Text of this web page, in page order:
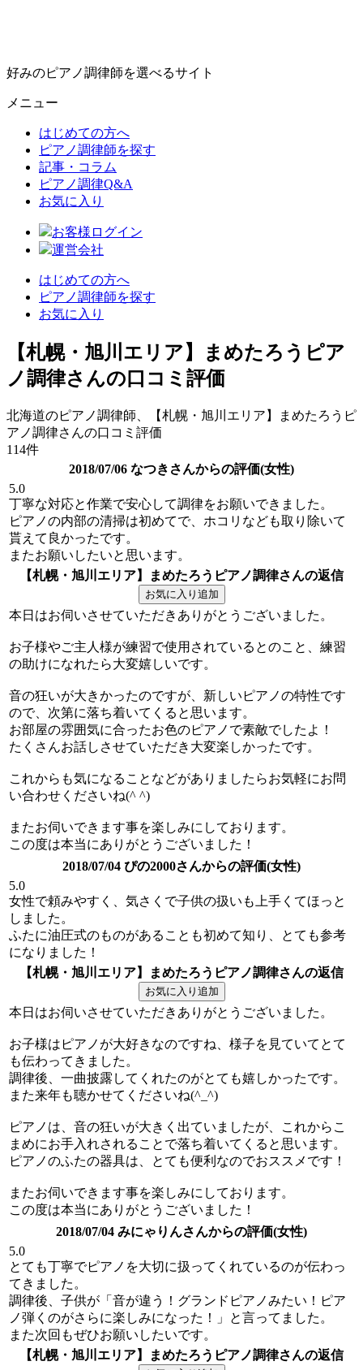
好みのピアノ調律師を選べるサイト
メニュー
はじめての方へ
ピアノ調律師を探す
記事・コラム
ピアノ調律Q&A
お気に入り
お客様ログイン
運営会社
はじめての方へ
ピアノ調律師を探す
お気に入り
【札幌・旭川エリア】まめたろうピア
ノ調律さんの口コミ評価
北海道のピアノ調律師、【札幌・旭川エリア】まめたろうピ
アノ調律さんの口コミ評価
114件
2018/07/06 なつきさんからの評価(女性)
5.0
丁寧な対応と作業で安心して調律をお願いできました。
ピアノの内部の清掃は初めてで、ホコリなども取り除いて
貰えて良かったです。
またお願いしたいと思います。
【札幌・旭川エリア】まめたろうピアノ調律さんの返信
本日はお伺いさせていただきありがとうございました。
お子様やご主人様が練習で使用されているとのこと、練習
の助けになれたら大変嬉しいです。
音の狂いが大きかったのですが、新しいピアノの特性です
ので、次第に落ち着いてくると思います。
お部屋の雰囲気に合ったお色のピアノで素敵でしたよ！
たくさんお話しさせていただき大変楽しかったです。
これからも気になることなどがありましたらお気軽にお問
い合わせくださいね(^ ^)
またお伺いできます事を楽しみにしております。
この度は本当にありがとうございました！
2018/07/04 ぴの2000さんからの評価(女性)
5.0
女性で頼みやすく、気さくで子供の扱いも上手くてほっと
しました。
ふたに油圧式のものがあることも初めて知り、とても参考
になりました！
【札幌・旭川エリア】まめたろうピアノ調律さんの返信
本日はお伺いさせていただきありがとうございました。
お子様はピアノが大好きなのですね、様子を見ていてとて
も伝わってきました。
調律後、一曲披露してくれたのがとても嬉しかったです。
また来年も聴かせてくださいね(^_^)
ピアノは、音の狂いが大きく出ていましたが、これからこ
まめにお手入れされることで落ち着いてくると思います。
ピアノのふたの器具は、とても便利なのでおススメです！
またお伺いできます事を楽しみにしております。
この度は本当にありがとうございました！
2018/07/04 みにゃりんさんからの評価(女性)
5.0
とても丁寧でピアノを大切に扱ってくれているのが伝わっ
てきました。
調律後、子供が「音が違う！グランドピアノみたい！ピア
ノ弾くのがさらに楽しみになった！」と言ってました。
また次回もぜひお願いしたいです。
【札幌・旭川エリア】まめたろうピアノ調律さんの返信